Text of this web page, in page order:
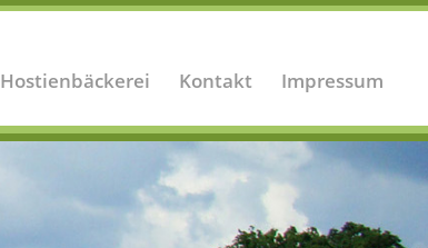
Hostienbäckerei Kontakt Impressum